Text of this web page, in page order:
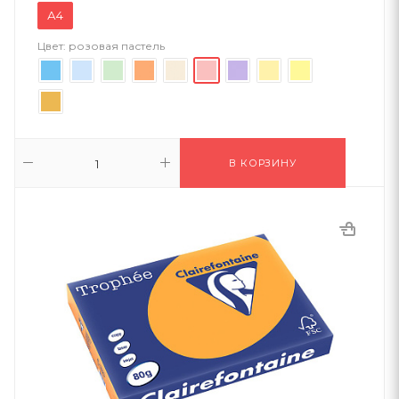
А4
Цвет: розовая пастель
В КОРЗИНУ